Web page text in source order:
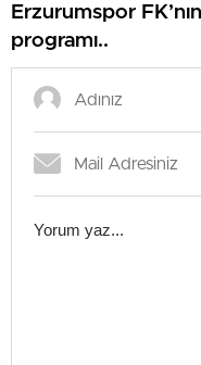
Erzurumspor
programı..